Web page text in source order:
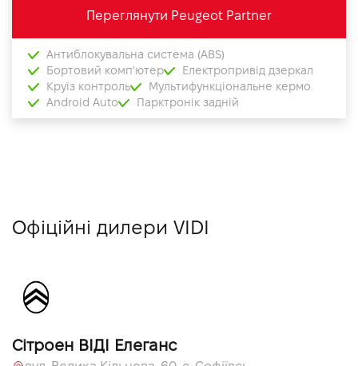
Переглянути Peugeot Partner
Антиблокувальна система (ABS)
Бортовий комп'ютер
Електропривід дзеркал
Круїз контроль
Мультифункціональне кермо
Android Auto
Парктронік задній
Офіційні дилери VIDI
Сітроен ВІДІ Елеганс